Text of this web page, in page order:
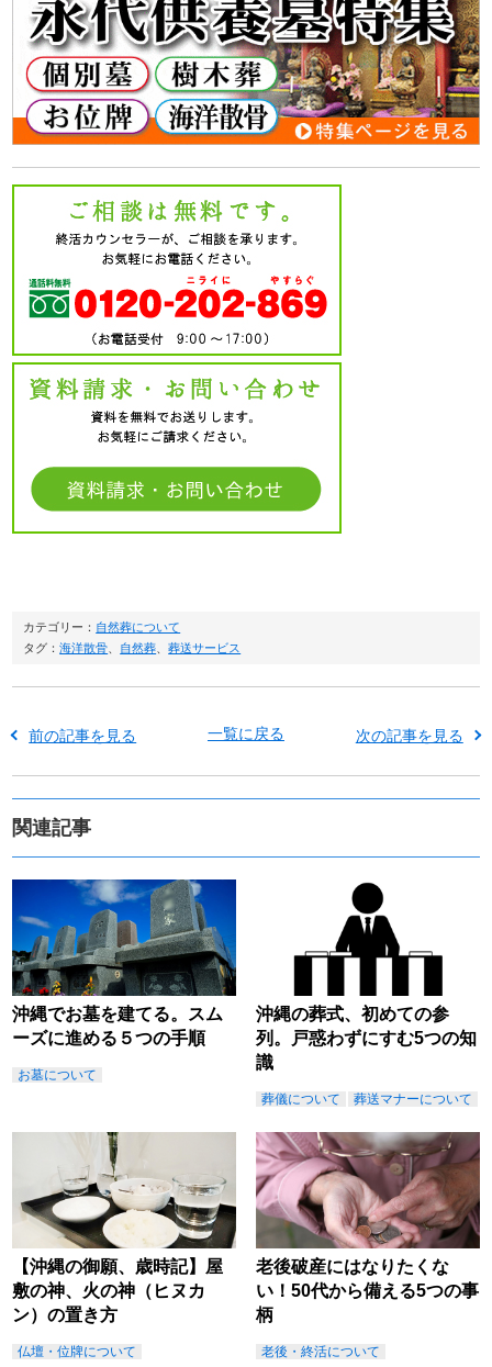
カテゴリー： 自然葬について
タグ：海洋散骨 自然葬 、葬送サービス
前の記事を見る 一覧に戻る 次の記事を見る
関連記事
沖縄でお墓を建てる。スム
ーズに進める５つの手順
お墓について
沖縄の葬式、初めての参
列。戸惑わずにすむ5つの知
識
葬儀について 葬送マナーについて
【沖縄の御願、歳時記】屋
敷の神、火の神（ヒヌカ
ン）の置き方
仏壇・位牌について
老後破産にはなりたくな
い！50代から備える5つの事
柄
老後・終活について